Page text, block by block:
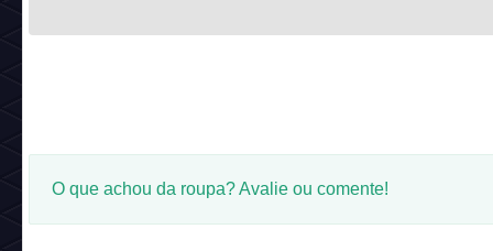
O que achou da roupa? Avalie ou comente!